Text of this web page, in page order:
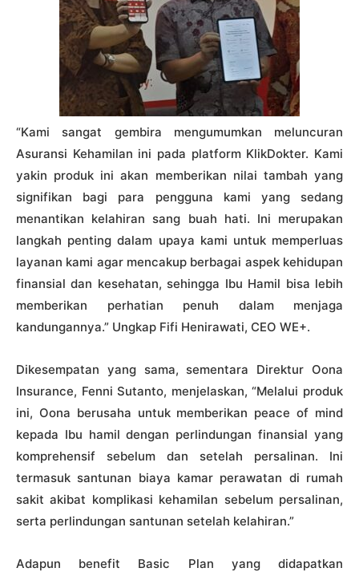
“Kami sangat gembira mengumumkan meluncuran
Asuransi Kehamilan ini pada platform KlikDokter. Kami
yakin produk ini akan memberikan nilai tambah yang
signifikan bagi para pengguna kami yang sedang
menantikan kelahiran sang buah hati. Ini merupakan
langkah penting dalam upaya kami untuk memperluas
layanan kami agar mencakup berbagai aspek kehidupan
finansial dan kesehatan, sehingga Ibu Hamil bisa lebih
memberikan perhatian penuh dalam menjaga
kandungannya.” Ungkap Fifi Henirawati, CEO WE+.
Dikesempatan yang sama, sementara Direktur Oona
Insurance, Fenni Sutanto, menjelaskan, “Melalui produk
ini, Oona berusaha untuk memberikan peace of mind
kepada Ibu hamil dengan perlindungan finansial yang
komprehensif sebelum dan setelah persalinan. Ini
termasuk santunan biaya kamar perawatan di rumah
sakit akibat komplikasi kehamilan sebelum persalinan,
serta perlindungan santunan setelah kelahiran.”
Adapun benefit Basic Plan yang didapatkan